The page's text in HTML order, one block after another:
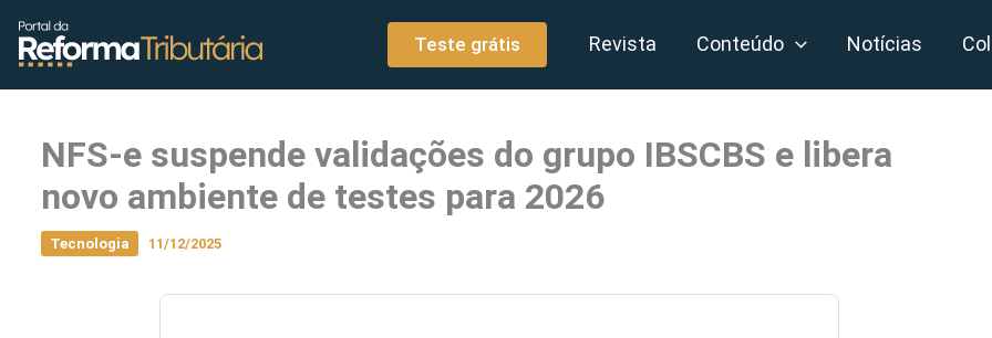
conteúdo
Teste grátis Revista Conteúdo Notícias
NFS-e suspende validações do grupo IBSCBS e libera
novo ambiente de testes para 2026
Tecnologia 11/12/2025